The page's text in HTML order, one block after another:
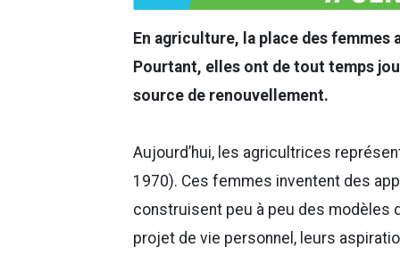
En agriculture, la place des
Pourtant, elles ont de tout temps
source de renouvellement.
Aujourd’hui, les agricultrices
1970). Ces femmes inventent des
construisent peu à peu des modèles
projet de vie personnel, leurs